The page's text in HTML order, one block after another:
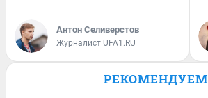
Антон Селиверстов
Журналист UFA1.RU
РЕКОМЕНДУЕМ